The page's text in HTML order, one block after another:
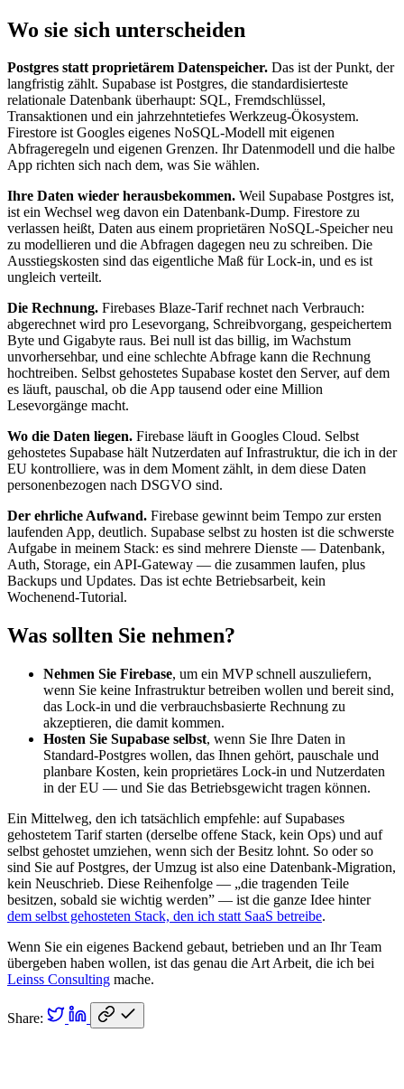
Wo sie sich unterscheiden
Postgres statt proprietärem Datenspeicher. Das ist der Punkt, der
langfristig zählt. Supabase ist Postgres, die standardisierteste
relationale Datenbank überhaupt: SQL, Fremdschlüssel,
Transaktionen und ein jahrzehntetiefes Werkzeug-Ökosystem.
Firestore ist Googles eigenes NoSQL-Modell mit eigenen
Abfrageregeln und eigenen Grenzen. Ihr Datenmodell und die halbe
App richten sich nach dem, was Sie wählen.
Ihre Daten wieder herausbekommen. Weil Supabase Postgres ist,
ist ein Wechsel weg davon ein Datenbank-Dump. Firestore zu
verlassen heißt, Daten aus einem proprietären NoSQL-Speicher neu
zu modellieren und die Abfragen dagegen neu zu schreiben. Die
Ausstiegskosten sind das eigentliche Maß für Lock-in, und es ist
ungleich verteilt.
Die Rechnung. Firebases Blaze-Tarif rechnet nach Verbrauch:
abgerechnet wird pro Lesevorgang, Schreibvorgang, gespeichertem
Byte und Gigabyte raus. Bei null ist das billig, im Wachstum
unvorhersehbar, und eine schlechte Abfrage kann die Rechnung
hochtreiben. Selbst gehostetes Supabase kostet den Server, auf dem
es läuft, pauschal, ob die App tausend oder eine Million
Lesevorgänge macht.
Wo die Daten liegen. Firebase läuft in Googles Cloud. Selbst
gehostetes Supabase hält Nutzerdaten auf Infrastruktur, die ich in der
EU kontrolliere, was in dem Moment zählt, in dem diese Daten
personenbezogen nach DSGVO sind.
Der ehrliche Aufwand. Firebase gewinnt beim Tempo zur ersten
laufenden App, deutlich. Supabase selbst zu hosten ist die schwerste
Aufgabe in meinem Stack: es sind mehrere Dienste — Datenbank,
Auth, Storage, ein API-Gateway — die zusammen laufen, plus
Backups und Updates. Das ist echte Betriebsarbeit, kein
Wochenend-Tutorial.
Was sollten Sie nehmen?
Nehmen Sie Firebase, um ein MVP schnell auszuliefern,
wenn Sie keine Infrastruktur betreiben wollen und bereit sind,
das Lock-in und die verbrauchsbasierte Rechnung zu
akzeptieren, die damit kommen.
Hosten Sie Supabase selbst, wenn Sie Ihre Daten in
Standard-Postgres wollen, das Ihnen gehört, pauschale und
planbare Kosten, kein proprietäres Lock-in und Nutzerdaten
in der EU — und Sie das Betriebsgewicht tragen können.
Ein Mittelweg, den ich tatsächlich empfehle: auf Supabases
gehostetem Tarif starten (derselbe offene Stack, kein Ops) und auf
selbst gehostet umziehen, wenn sich der Besitz lohnt. So oder so
sind Sie auf Postgres, der Umzug ist also eine Datenbank-Migration,
kein Neuschrieb. Diese Reihenfolge — „die tragenden Teile
besitzen, sobald sie wichtig werden” — ist die ganze Idee hinter
dem selbst gehosteten Stack, den ich statt SaaS betreibe.
Wenn Sie ein eigenes Backend gebaut, betrieben und an Ihr Team
übergeben haben wollen, ist das genau die Art Arbeit, die ich bei
Leinss Consulting mache.
Share: